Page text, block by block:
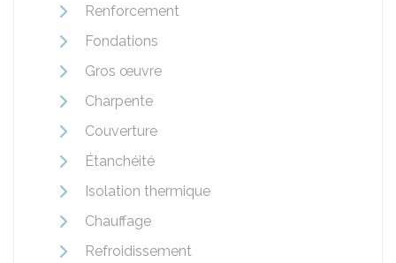
Renforcement
Fondations
Gros œuvre
Charpente
Couverture
Étanchéité
Isolation thermique
Chauffage
Refroidissement